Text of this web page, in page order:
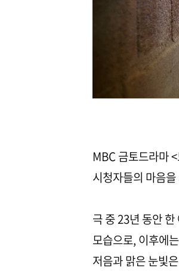
MBC 금토드라마
시청자들의 마음
극 중 23년 동안
모습으로, 이후에
저음과 맑은 눈빛